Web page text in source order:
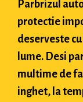
Parbrizul
protectie
deserveste
lume. Desi
multime de
inghet, la